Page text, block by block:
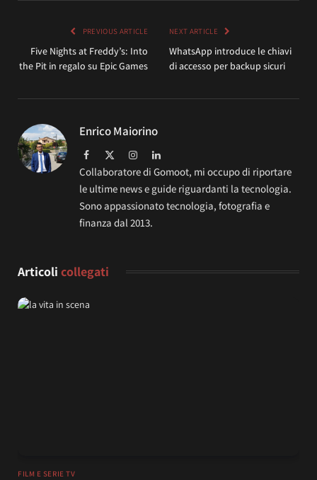
PREVIOUS ARTICLE
Five Nights at Freddy’s: Into
the Pit in regalo su Epic Games
NEXT ARTICLE
WhatsApp introduce le chiavi
di accesso per backup sicuri
Enrico Maiorino
Facebook
(Twitter)
InstagramLinkedIn
Collaboratore di Gomoot, mi occupo di riportare
le ultime news e guide riguardanti la tecnologia.
Sono appassionato tecnologia, fotografia e
finanza dal 2013.
Articoli collegati
FILM E SERIE TV